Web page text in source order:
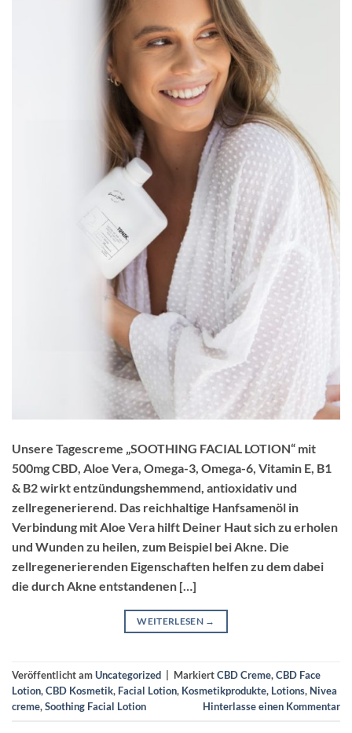
Unsere Tagescreme „SOOTHING FACIAL LOTION“ mit
500mg CBD, Aloe Vera, Omega-3, Omega-6, Vitamin E, B1
& B2 wirkt entzündungshemmend, antioxidativ und
zellregenerierend. Das reichhaltige Hanfsamenöl in
Verbindung mit Aloe Vera hilft Deiner Haut sich zu erholen
und Wunden zu heilen, zum Beispiel bei Akne. Die
zellregenerierenden Eigenschaften helfen zu dem dabei
die durch Akne entstandenen […]
WEITERLESEN →
Veröffentlicht amUncategorized MarkiertCBD Creme,CBD Face
Lotion,CBD Kosmetik, Facial Lotion, Kosmetikprodukte, Lotions, Nivea
creme,Soothing Facial Lotion Hinterlasse einen Kommentar